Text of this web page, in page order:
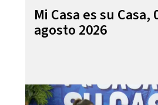
Mi Casa es su Casa,
agosto 2026